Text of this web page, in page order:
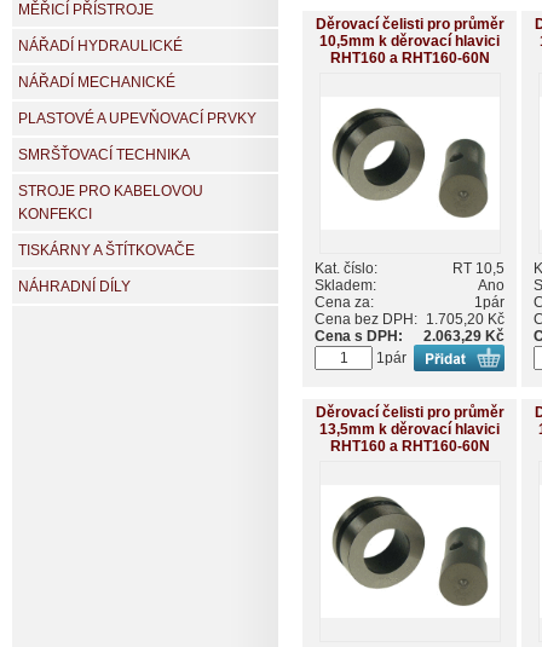
Děrovací čelisti pro průměr
10,5mm k děrovací hlavici
RHT160 a RHT160-60N
Kat. číslo:
RT 10,5
Skladem:
Ano
Cena za:
1pár
Cena bez DPH: 1.705,20 Kč
Cena s DPH:
2.063,29 Kč
1pár
Děrovací čelisti pro průměr
13,5mm k děrovací hlavici
RHT160 a RHT160-60N
MĚŘICÍ PŘÍSTROJE
NÁŘADÍ HYDRAULICKÉ
NÁŘADÍ MECHANICKÉ
PLASTOVÉ A UPEVŇOVACÍ PRVKY
SMRŠŤOVACÍ TECHNIKA
STROJE PRO KABELOVOU
KONFEKCI
TISKÁRNY A ŠTÍTKOVAČE
NÁHRADNÍ DÍLY